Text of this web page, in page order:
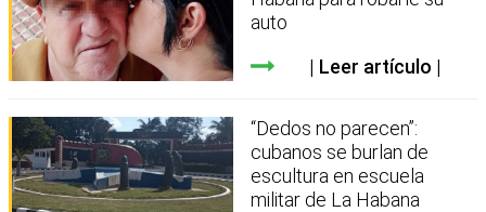
auto
Leer artículo
“Dedos no parecen”:
cubanos se burlan de
escultura en escuela
militar de La Habana